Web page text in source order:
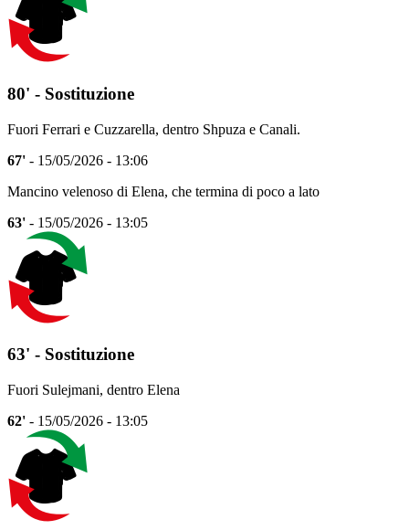
80' - Sostituzione
Fuori Ferrari e Cuzzarella, dentro Shpuza e Canali.
67' - 15/05/2026 - 13:06
Mancino velenoso di Elena, che termina di poco a lato
63' - 15/05/2026 - 13:05
63' - Sostituzione
Fuori Sulejmani, dentro Elena
62' - 15/05/2026 - 13:05